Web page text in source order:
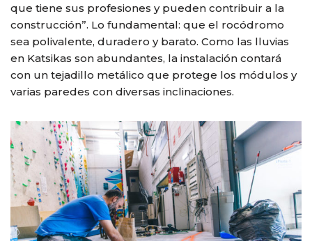
que tiene sus profesiones y pueden contribuir a la
construcción”. Lo fundamental: que el rocódromo
sea polivalente, duradero y barato. Como las lluvias
en Katsikas son abundantes, la instalación contará
con un tejadillo metálico que protege los módulos y
varias paredes con diversas inclinaciones.